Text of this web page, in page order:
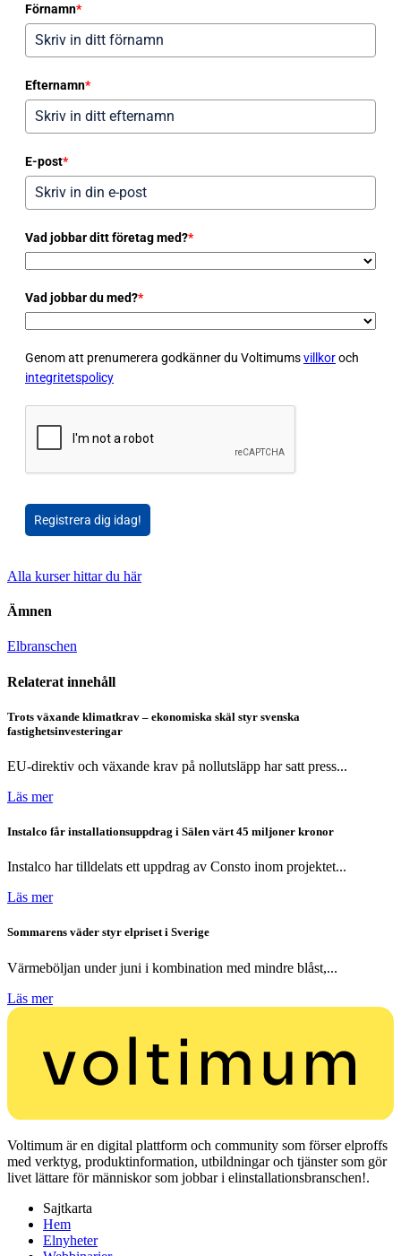
Förnamn*
Efternamn*
E-post*
Vad jobbar ditt företag med?*
Vad jobbar du med?*
Genom att prenumerera godkänner du Voltimumsvillkoroch
integritetspolicy
Registrera dig idag!
Alla kurser hittar du här
Ämnen
Elbranschen
Relaterat innehåll
Trots växande klimatkrav – ekonomiska skäl styr svenska
fastighetsinvesteringar
EU-direktiv och växande krav på nollutsläpp har satt press...
Läs mer
Instalco får installationsuppdrag i Sälen värt 45 miljoner kronor
Instalco har tilldelats ett uppdrag av Consto inom projektet...
Läs mer
Sommarens väder styr elpriset i Sverige
Värmeböljan under juni i kombination med mindre blåst,...
Läs mer
Voltimum är en digital plattform och community som förser elproffs
med verktyg, produktinformation, utbildningar och tjänster som gör
livet lättare för människor som jobbar i elinstallationsbranschen!.
Sajtkarta
Hem
Elnyheter